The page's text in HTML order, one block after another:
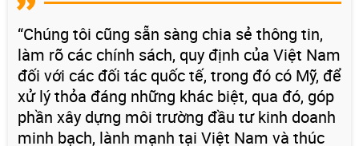
“Chúng tôi cũng sẵn sàng chia sẻ thông tin,
làm rõ các chính sách, quy định của Việt Nam
đối với các đối tác quốc tế, trong đó có Mỹ, để
xử lý thỏa đáng những khác biệt, qua đó, góp
phần xây dựng môi trường đầu tư kinh doanh
minh bạch, lành mạnh tại Việt Nam và thúc